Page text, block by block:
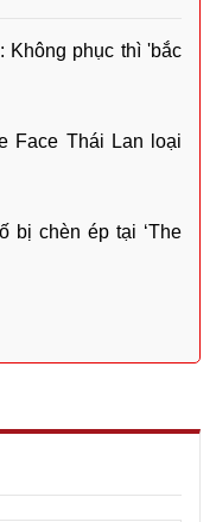
Không phục thì 'bắc
Face Thái Lan loại
bị chèn ép tại ‘The